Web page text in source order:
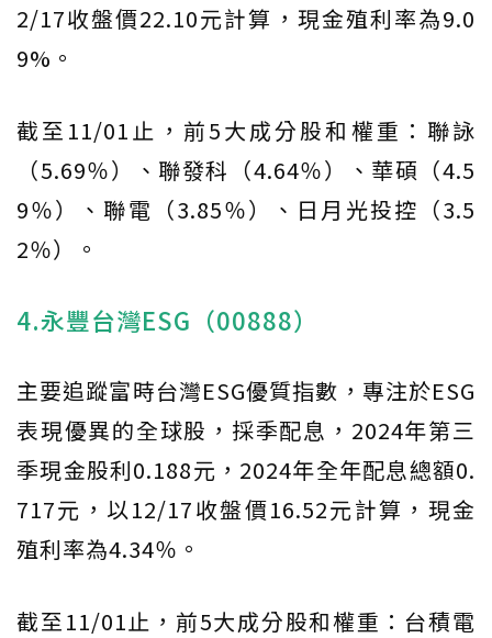
2/17收盤價22.10元計算，現金殖利率為9.0
9%。
截至11/01止，前5大成分股和權重：聯詠
（5.69％）、聯發科（4.64％）、華碩（4.5
9％）、聯電（3.85％）、日月光投控（3.5
2％）。
4.永豐台灣ESG（00888）
主要追蹤富時台灣ESG優質指數，專注於ESG
表現優異的全球股，採季配息，2024年第三
季現金股利0.188元，2024年全年配息總額0.
717元，以12/17收盤價16.52元計算，現金
殖利率為4.34％。
截至11/01止，前5大成分股和權重：台積電